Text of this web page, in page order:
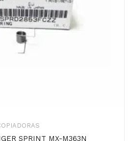
SPRINT MX-M363N